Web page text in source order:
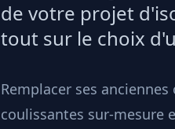
de votre projet
tout sur le choix
Remplacer ses
coulissantes sur-mesure